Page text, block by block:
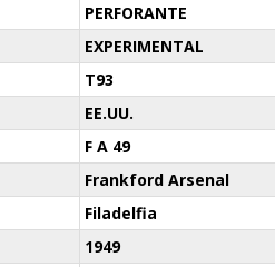
PERFORANTE
EXPERIMENTAL
T93
EE.UU.
F A 49
Frankford Arsenal
Filadelfia
1949